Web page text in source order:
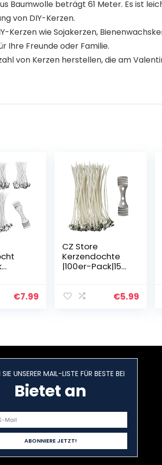
Baumwolle beträgt 61 Meter. Es ist
von DIY-Kerzen.
wie Sojakerzen,
Ihre Freunde oder Familie.
von Kerzen herstellen, die am
€7.99
CZ Store
Kerzendochte
|100er-Pack|15
vorgewachst€5.99
SIE UNSERER MAIL-LISTE FÜR BESTE BEI
Bietet an